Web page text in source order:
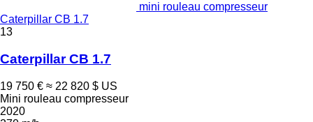
mini rouleau compresseur
Caterpillar CB 1.7
13
Caterpillar CB 1.7
19 750 € ≈ 22 820 $ US
Mini rouleau compresseur
2020